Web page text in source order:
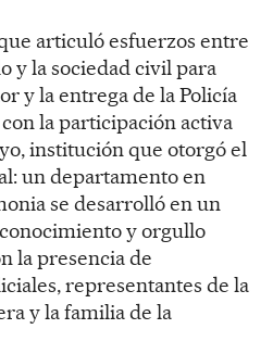
articuló esfuerzos entre
y la sociedad civil para
y la entrega de la Policía
la participación activa
institución que otorgó el
un departamento en
se desarrolló en un
y orgullo
la presencia de
representantes de la
y la familia de la